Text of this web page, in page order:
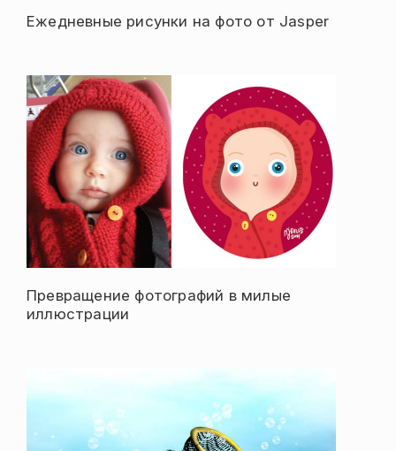
Ежедневные рисунки на фото от Jasper
Превращение фотографий в милые
иллюстрации